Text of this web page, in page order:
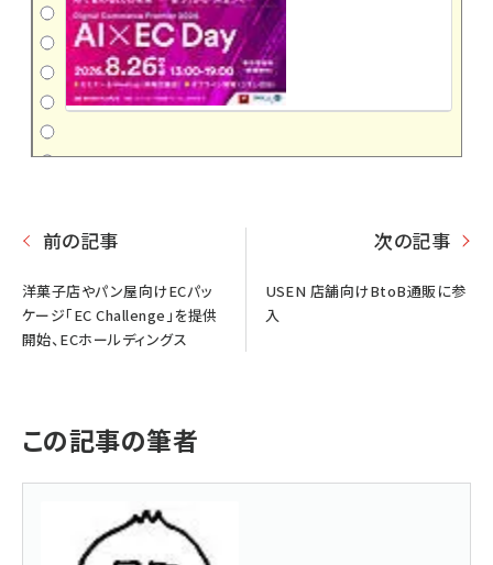
前の記事
洋菓子店やパン屋向けECパッ
ケージ｢EC Challenge｣を提供
開始、ECホールディングス
次の記事
USEN 店舗向けBtoB通販に参
入
この記事の筆者